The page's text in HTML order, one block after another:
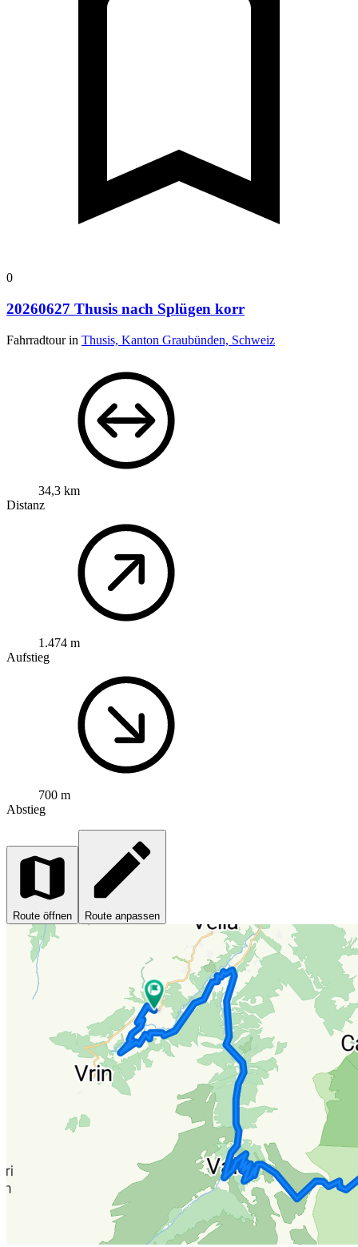
0
20260627 Thusis nach Splügen korr
Fahrradtour in Thusis, Kanton Graubünden, Schweiz
34,3 km
Distanz
1.474 m
Aufstieg
700 m
Abstieg
Route öffnen Route anpassen